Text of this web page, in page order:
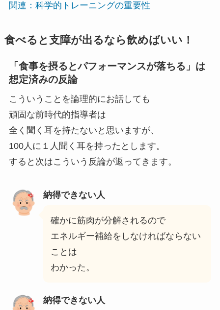
関連：科学的トレーニングの重要性
食べると支障が出るなら飲めばいい！
「食事を摂るとパフォーマンスが落ちる」は
想定済みの反論
こういうことを論理的にお話しても
頑固な前時代的指導者は
全く聞く耳を持たないと思いますが、
100人に１人聞く耳を持ったとします。
すると次はこういう反論が返ってきます。
納得できない人
確かに筋肉が分解されるので
エネルギー補給をしなければならない
ことは
わかった。
納得できない人